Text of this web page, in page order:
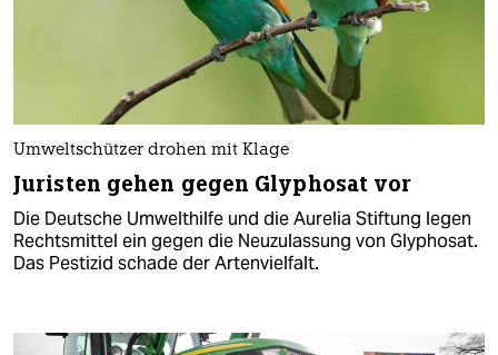
Umweltschützer drohen mit Klage
Juristen gehen gegen Glyphosat vor
Die Deutsche Umwelthilfe und die Aurelia Stiftung legen
Rechtsmittel ein gegen die Neuzulassung von Glyphosat.
Das Pestizid schade der Artenvielfalt.